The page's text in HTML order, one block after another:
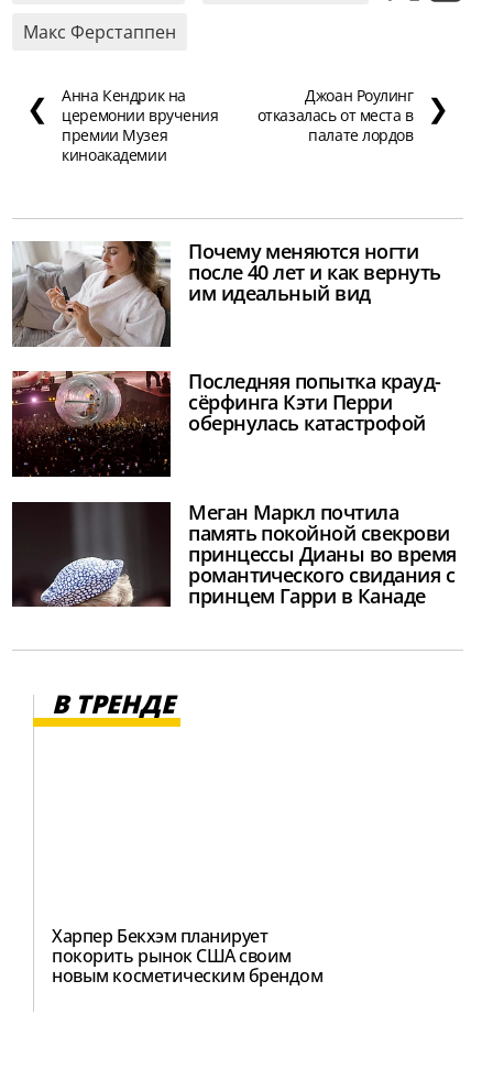
Макс Ферстаппен
❮
Анна Кендрик на
церемонии вручения
премии Музея
киноакадемии
Джоан Роулинг
отказалась от места в
палате лордов
❯
Почему меняются ногти
после 40 лет и как вернуть
им идеальный вид
Последняя попытка крауд-
сёрфинга Кэти Перри
обернулась катастрофой
Меган Маркл почтила
память покойной свекрови
принцессы Дианы во время
романтического свидания с
принцем Гарри в Канаде
В ТРЕНДЕ
Харпер Бекхэм планирует
покорить рынок США своим
новым косметическим брендом